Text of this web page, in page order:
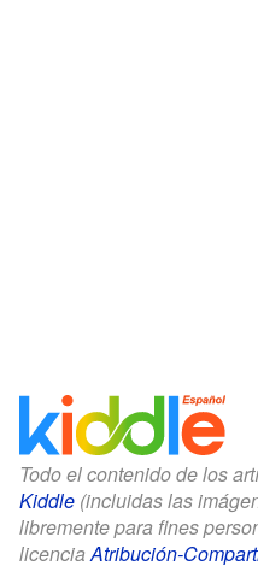
Todo el contenido de los
Kiddle (incluidas las
libremente para fines
licenciaAtribución-